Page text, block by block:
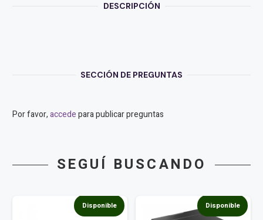
DESCRIPCIÓN
SECCIÓN DE PREGUNTAS
Por favor,accedepara publicar preguntas
SEGUÍ BUSCANDO
Disponible Disponible